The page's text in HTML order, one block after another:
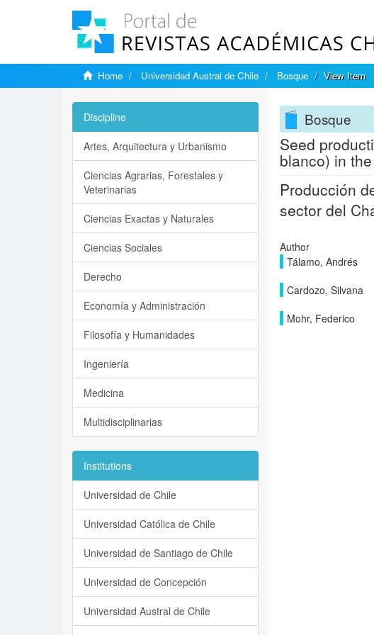
Home Universidad Austral de Chile Bosque View Item
Bosque
Seed
blanco) in
Producción
sector del
Author
Tálamo, Andrés
Cardozo, Silvana
Mohr, Federico
Discipline
Artes, Arquitectura y Urbanismo
Ciencias Agrarias, Forestales y
Veterinarias
Ciencias Exactas y Naturales
Ciencias Sociales
Derecho
Economía y Administración
Filosofía y Humanidades
Ingeniería
Medicina
Multidisciplinarias
Institutions
Universidad de Chile
Universidad Católica de Chile
Universidad de Santiago de Chile
Universidad de Concepción
Universidad Austral de Chile